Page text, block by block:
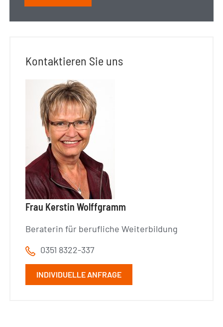
Kontaktieren Sie uns
Frau Kerstin Wolffgramm
Beraterin für berufliche Weiterbildung
0351 8322-337
INDIVIDUELLE ANFRAGE